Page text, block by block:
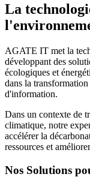
La
AGATE IT met la
développant des
écologiques et
dans la
d'information.
Dans un contexte de
climatique, notre
accélérer la
ressources et
Nos Solutions